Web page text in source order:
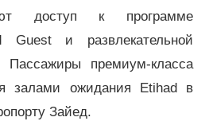
доступ к программе
Guest и развлекательной
Пассажиры премиум-класса
залами ожидания Etihad в
Зайед.